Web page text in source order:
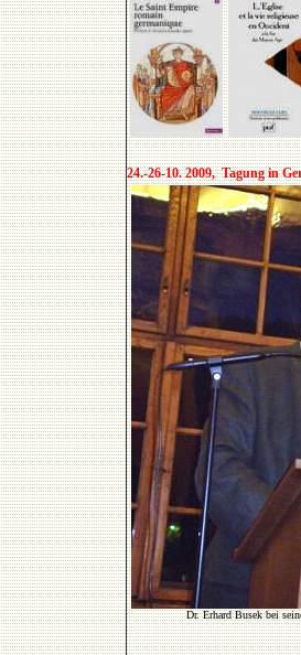
24.-26-10. 2009, Tagung in
Dr. Erhard Busek bei